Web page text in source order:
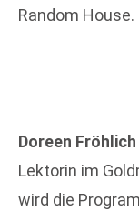
Random House.
Doreen Fröhlich
Lektorin im
wird die